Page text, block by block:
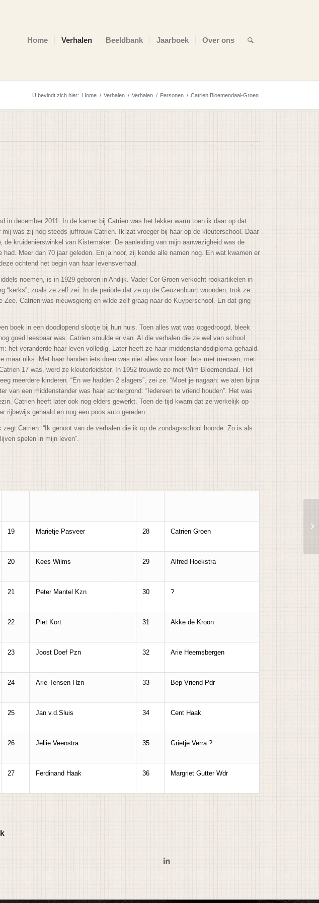
Home Verhalen Beeldbank Jaarboek Over ons
U bevindt zich hier: Home / Verhalen / Verhalen / Personen / Catrien Bloemendaal-Groen
in december 2011. In de kamer bij Catrien was het lekker warm toen ik daar op dat
was zij nog steeds juffrouw Catrien. Ik zat vroeger bij haar op de kleuterschool. Daar
de kruidenierswinkel van Kistemaker. De aanleiding van mijn aanwezigheid was de
Meer dan 70 jaar geleden. En ja hoor, zij kende alle namen nog. En wat kwamen er
ochtend het begin van haar levensverhaal.
noemen, is in 1929 geboren in Andijk. Vader Cor Groen verkocht rookartikelen in
“kerks”, zoals ze zelf zei. In de periode dat ze op de Geuzenbuurt woonden, trok ze
Zee. Catrien was nieuwsgierig en wilde zelf graag naar de Kuyperschool. En dat ging
boek in een doodlopend slootje bij hun huis. Toen alles wat was opgedroogd, bleek
goed leesbaar was. Catrien smulde er van. Al die verhalen die ze wel van school
het veranderde haar leven volledig. Later heeft ze haar middenstandsdiploma gehaald.
maar niks. Met haar handen iets doen was niet alles voor haar. Iets met mensen, met
17 was, werd ze kleuterleidster. In 1952 trouwde ze met Wim Bloemendaal. Het
meerdere kinderen. “En we hadden 2 slagers”, zei ze. “Moet je nagaan: we aten bijna
van een middenstander was haar achtergrond: “Iedereen te vriend houden”. Het was
Catrien heeft later ook nog elders gewerkt. Toen de tijd kwam dat ze werkelijk op
rijbewijs gehaald en nog een poos auto gereden.
Catrien: “Ik genoot van de verhalen die ik op de zondagsschool hoorde. Zo is als
spelen in mijn leven”.
19 Marietje Pasveer 28 Catrien Groen
20 Kees Wilms 29 Alfred Hoekstra
21 Peter Mantel Kzn 30 ?
22 Piet Kort 31 Akke de Kroon
23 Joost Doef Pzn 32 Arie Heemsbergen
24 Arie Tensen Hzn 33 Bep Vriend Pdr
25 Jan v.d.Sluis 34 Cent Haak
26 Jellie Veenstra 35 Grietje Verra ?
27 Ferdinand Haak 36 Margriet Gutter Wdr